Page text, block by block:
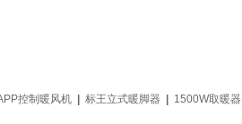
控制暖风机 标王立式暖脚器 1500W取暖器